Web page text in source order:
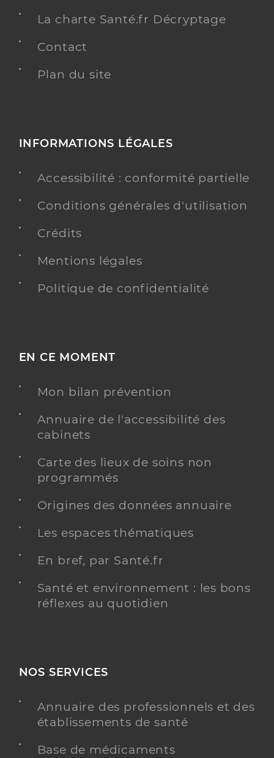
La charte Santé.fr Décryptage
Contact
Plan du site
INFORMATIONS LÉGALES
Accessibilité : conformité partielle
Conditions générales d'utilisation
Crédits
Mentions légales
Politique de confidentialité
EN CE MOMENT
Mon bilan prévention
Annuaire de l'accessibilité des
cabinets
Carte des lieux de soins non
programmés
Origines des données annuaire
Les espaces thématiques
En bref, par Santé.fr
Santé et environnement : les bons
réflexes au quotidien
NOS SERVICES
Annuaire des professionnels et des
établissements de santé
Base de médicaments